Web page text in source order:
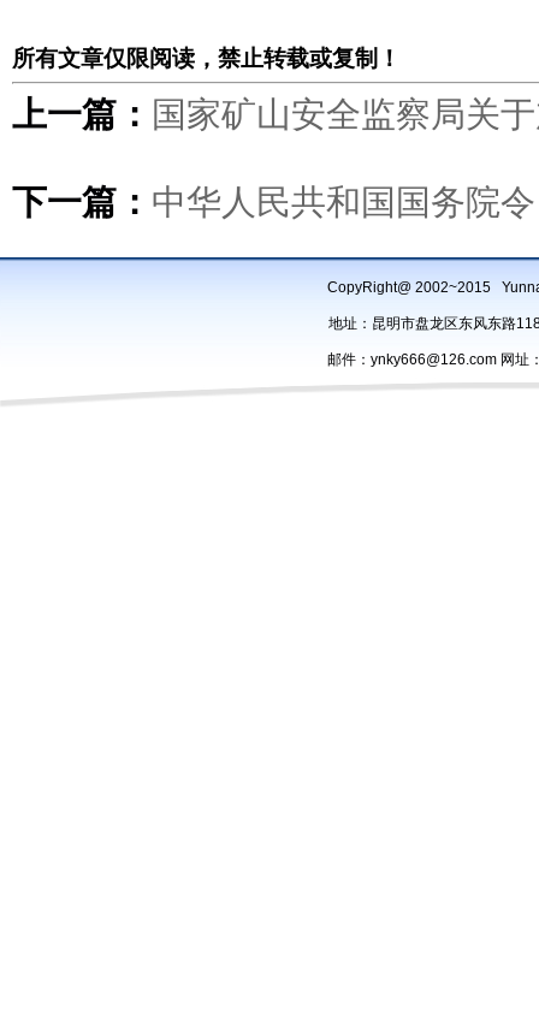
所有文章仅限阅读，禁止转载或复制！
上一篇： 国家矿山安全监察局关
下一篇： 中华人民共和国国务院
CopyRight@ 2002~2015
地址：昆明市盘龙区东风东路
邮件：ynky666@126.com 网址